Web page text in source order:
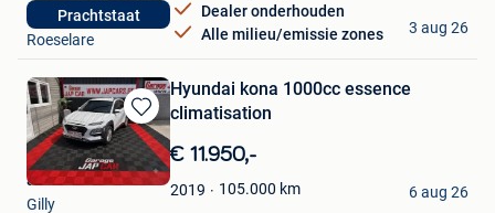
Prachtstaat
Dealer onderhouden
Alle milieu/emissie zones
Christof
Roeselare
3 aug 26
Bewaren
in
Mijn
Favorieten
Hyundai kona 1000cc essence
climatisation
€ 11.950,-
2019 105.000 km
andre
Gilly
6 aug 26